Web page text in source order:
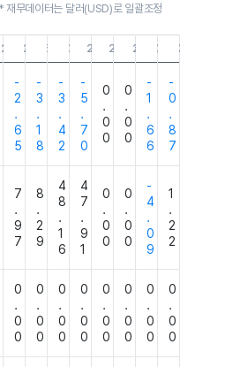
* 재무데이터는 달러(USD)로 일괄조정
21.09.3021.06.3021.03.3120.12.31
20.09.3020.06.3020.03.3119.12.31
-
2
.
6
5
-
3
.
1
8
-
3
.
4
2
-
5
.
7
0
0
.
0
0
0
.
0
0
-
1
.
6
6
-
0
.
8
7
7
.
9
7
8
.
2
9
4
8
.
1
6
4
7
.
9
1
0
.
0
0
0
.
0
0
-
4
.
0
9
1
.
2
2
0
.
0
0
0
.
0
0
0
.
0
0
0
.
0
0
0
.
0
0
0
.
0
0
0
.
0
0
0
.
0
0